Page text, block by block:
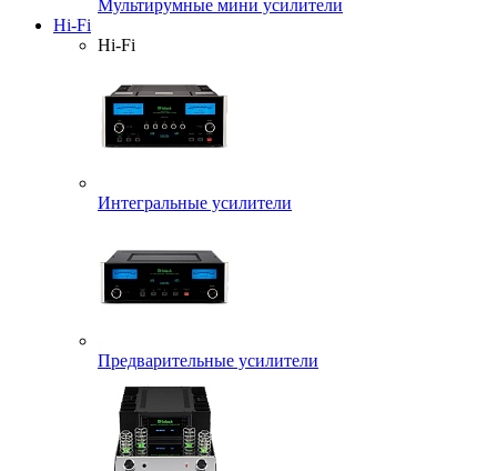
Мультирумные мини усилители
Hi-Fi
Hi-Fi
Интегральные усилители
Предварительные усилители